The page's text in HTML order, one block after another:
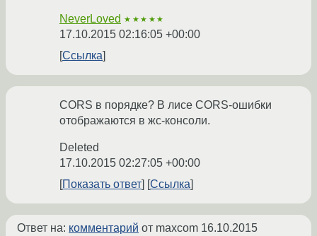
NeverLoved ★★★★★
17.10.2015 02:16:05 +00:00
Ссылка
CORS в порядке? В лисе CORS-ошибки
отображаются в жс-консоли.
Deleted
17.10.2015 02:27:05 +00:00
Показать ответ
Ссылка
Ответ на: комментарий от maxcom 16.10.2015